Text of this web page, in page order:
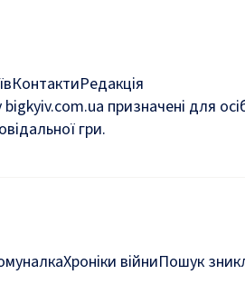
КонтактиРедакція
призначені для
гри.
Хроніки війниПошук